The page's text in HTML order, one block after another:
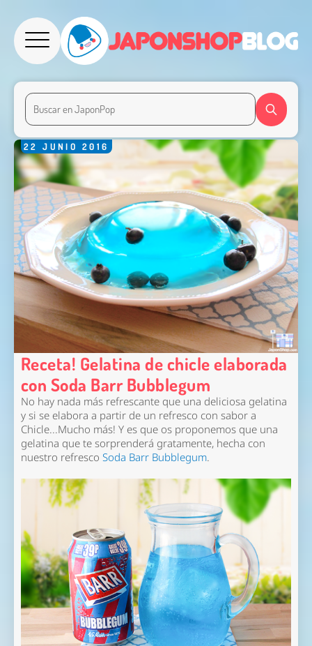
22 JUNIO 2016
Receta! Gelatina de chicle elaborada
con Soda Barr Bubblegum
No hay nada más refrescante que una deliciosa gelatina
y si se elabora a partir de un refresco con sabor a
Chicle...Mucho más! Y es que os proponemos que una
gelatina que te sorprenderá gratamente, hecha con
nuestro refresco Soda Barr Bubblegum.